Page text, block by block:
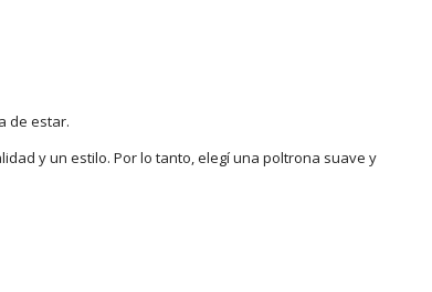
de estar.
y un estilo. Por lo tanto, elegí una poltrona suave y